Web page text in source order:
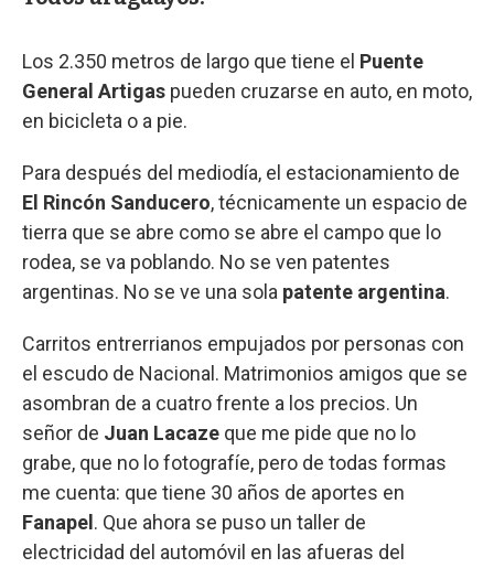
Los 2.350 metros de largo que tiene el Puente
General Artigas pueden cruzarse en auto, en moto,
en bicicleta o a pie.
Para después del mediodía, el estacionamiento de
El Rincón Sanducero, técnicamente un espacio de
tierra que se abre como se abre el campo que lo
rodea, se va poblando. No se ven patentes
argentinas. No se ve una sola patente argentina.
Carritos entrerrianos empujados por personas con
el escudo de Nacional. Matrimonios amigos que se
asombran de a cuatro frente a los precios. Un
señor de Juan Lacaze que me pide que no lo
grabe, que no lo fotografíe, pero de todas formas
me cuenta: que tiene 30 años de aportes en
Fanapel . Que ahora se puso un taller de
electricidad del automóvil en las afueras del